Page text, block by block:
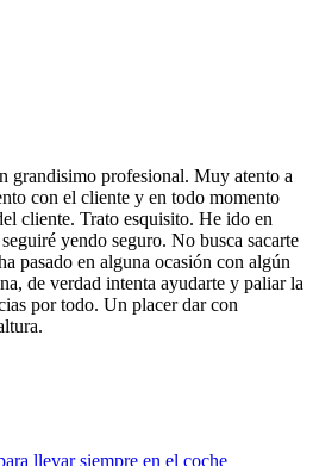
grandisimo profesional. Muy atento a
con el cliente y en todo momento
cliente. Trato esquisito. He ido en
yendo seguro. No busca sacarte
pasado en alguna ocasión con algún
de verdad intenta ayudarte y paliar la
por todo. Un placer dar con